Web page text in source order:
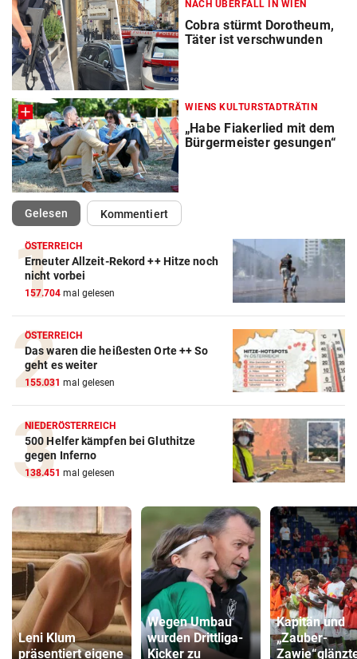
NACH ÜBERFALL IN WIEN
Cobra stürmt Dorotheum,
Täter ist verschwunden
WIENS KULTURSTADTRÄTIN
„Habe Fiakerlied mit dem
Bürgermeister gesungen“
Gelesen(ausgewählt)Kommentiert
ÖSTERREICH
Erneuter Allzeit-Rekord ++ Hitze noch
nicht vorbei
157.704 mal gelesen
ÖSTERREICH
Das waren die heißesten Orte ++ So
geht es weiter
155.031 mal gelesen
NIEDERÖSTERREICH
500 Helfer kämpfen bei Gluthitze
gegen Inferno
138.451 mal gelesen
Leni Klum
präsentiert eigene
Wegen Umbau
wurden Drittliga-
Kicker zu
Kapitän und
„Zauber-